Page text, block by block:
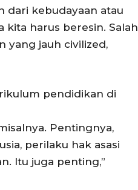
dari kebudayaan atau
kita harus beresin. Salah
yang jauh civilized,
pendidikan di
Pentingnya,
perilaku hak asasi
Itu juga penting,”